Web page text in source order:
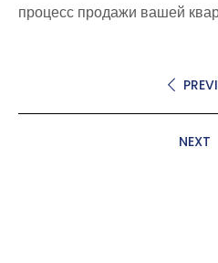
процесс продажи вашей
NEXT